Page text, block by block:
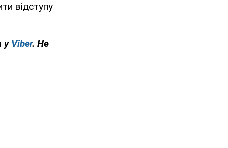
відступу
у Viber. Не